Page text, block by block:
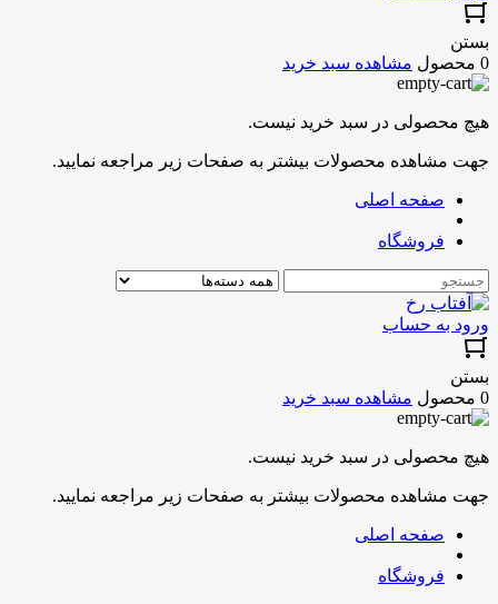
بستن
0 محصول
مشاهده سبد خرید
هیچ محصولی در سبد خرید نیست.
جهت مشاهده محصولات بیشتر به صفحات زیر مراجعه نمایید.
صفحه اصلی
فروشگاه
ورود به حساب
بستن
0 محصول
مشاهده سبد خرید
هیچ محصولی در سبد خرید نیست.
جهت مشاهده محصولات بیشتر به صفحات زیر مراجعه نمایید.
صفحه اصلی
فروشگاه